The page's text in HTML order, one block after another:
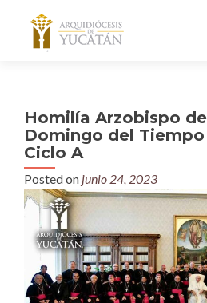
Homilía Arzobispo
Domingo del
Ciclo A
Posted on junio 24, 2023